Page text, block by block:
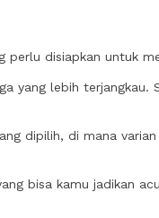
disiapkan untuk
yang lebih terjangkau.
dipilih, di mana
bisa kamu jadikan